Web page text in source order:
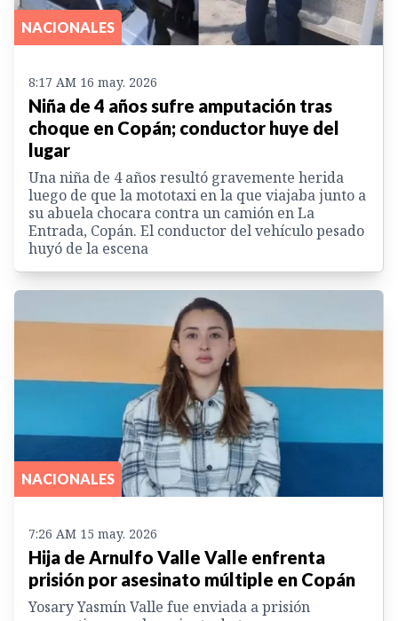
NACIONALES
8:17 AM 16 may. 2026
Niña de 4 años sufre amputación tras
choque en Copán; conductor huye del
lugar
Una niña de 4 años resultó gravemente herida
luego de que la mototaxi en la que viajaba junto a
su abuela chocara contra un camión en La
Entrada, Copán. El conductor del vehículo pesado
huyó de la escena
NACIONALES
7:26 AM 15 may. 2026
Hija de Arnulfo Valle Valle enfrenta
prisión por asesinato múltiple en Copán
Yosary Yasmín Valle fue enviada a prisión